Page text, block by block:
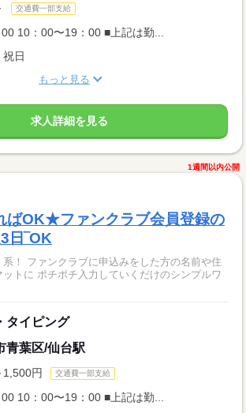
交通費一部支給
10：00〜19：00 ■上記は勤...
日
もっと見る
求人詳細を見る
1週間以内公開
ばOK★ファンクラブ会員登録の
日‾OK
の名前や住
トに ポチポチ入力していくだけのシンプルワ
タイピング
青葉区/仙台駅
円 交通費一部支給
10：00〜19：00 ■上記は勤...